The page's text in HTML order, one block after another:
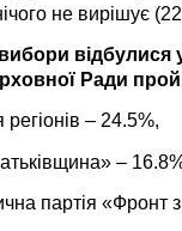
не вирішує
відбулися
Ради
регіонів – 24.5%,
–
партія «Фронт